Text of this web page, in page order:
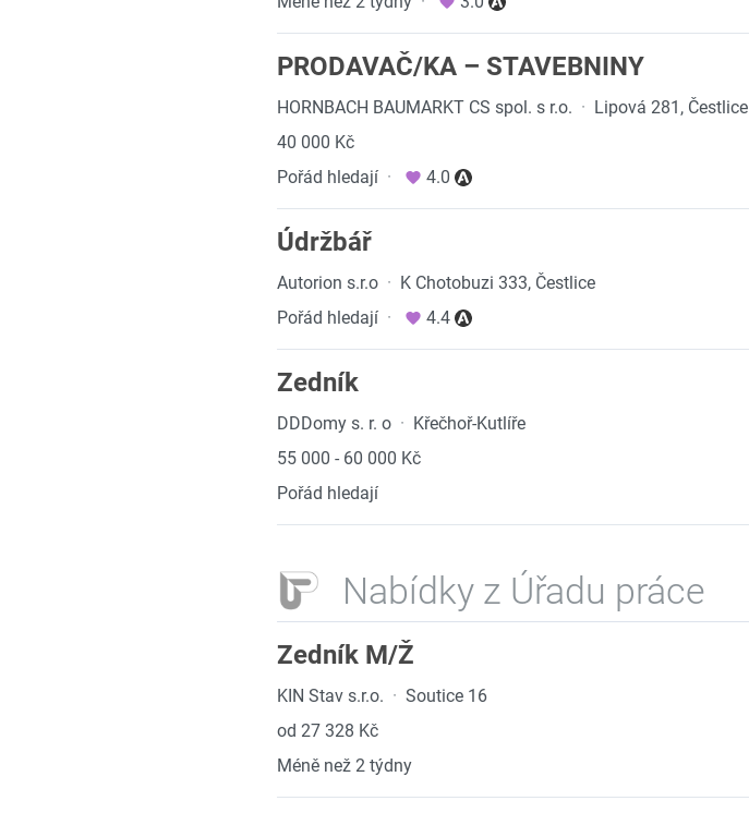
PRODAVAČ/KA – STAVEBNINY
HORNBACH BAUMARKT CS spol. s r.o. · Lipová 281, Čestlice
40 000 Kč
Pořád hledají · 4.0
Údržbář
Autorion s.r.o · K Chotobuzi 333, Čestlice
Pořád hledají · 4.4
Zedník
DDDomy s. r. o · Křečhoř-Kutlíře
55 000 - 60 000 Kč
Pořád hledají
Nabídky z Úřadu práce
Zedník M/Ž
KIN Stav s.r.o. · Soutice 16
od 27 328 Kč
Méně než 2 týdny